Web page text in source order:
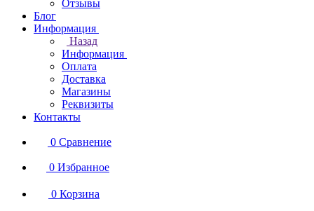
Отзывы
Блог
Информация
Назад
Информация
Оплата
Доставка
Магазины
Реквизиты
Контакты
0 Сравнение
0 Избранное
0 Корзина